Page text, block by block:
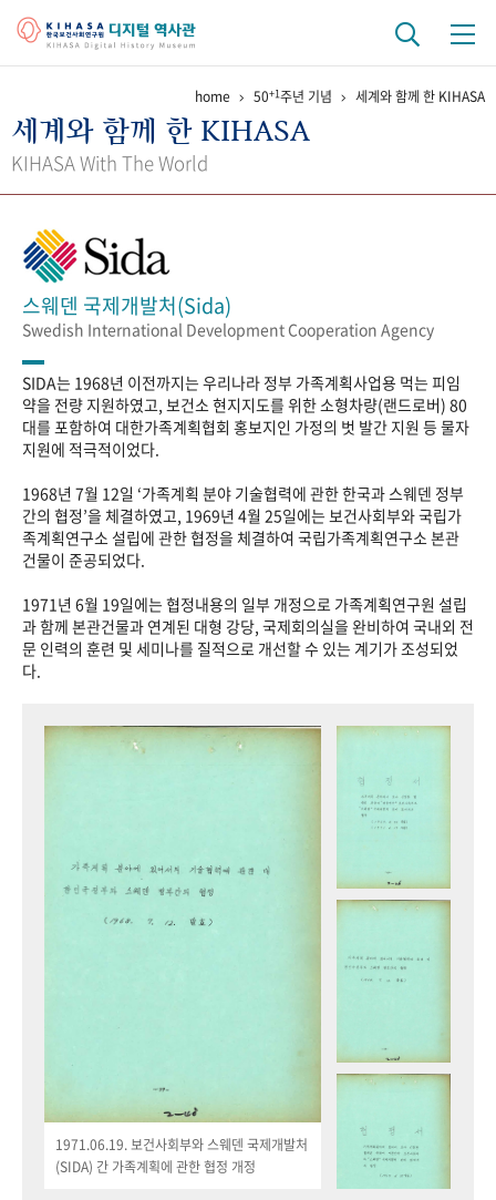
걸어온 길 기관 변천사 역대 기관장
정책과 연구 키워드로 보는 연구 역사
간행물 변천사
기록물 아카이브
사진 아카이브 문서 기록물 행정박물 영상 기록물
성과 50선 숫자로 보는 50년 50+1주년 광장
세계와 함께 한 KIHASA
VR 역사관
home 50+1주년 기념 세계와 함께 한 KIHASA
세계와 함께 한 KIHASA
KIHASA With The World
스웨덴 국제개발처(Sida)
Swedish International Development Cooperation Agency
SIDA는 1968년 이전까지는 우리나라 정부 가족계획사업용 먹는 피임
약을 전량 지원하였고, 보건소 현지지도를 위한 소형차량(랜드로버) 80
대를 포함하여 대한가족계획협회 홍보지인 가정의 벗 발간 지원 등 물자
지원에 적극적이었다.
1968년 7월 12일 ‘가족계획 분야 기술협력에 관한 한국과 스웨덴 정부
간의 협정’을 체결하였고, 1969년 4월 25일에는 보건사회부와 국립가
족계획연구소 설립에 관한 협정을 체결하여 국립가족계획연구소 본관
건물이 준공되었다.
1971년 6월 19일에는 협정내용의 일부 개정으로 가족계획연구원 설립
과 함께 본관건물과 연계된 대형 강당, 국제회의실을 완비하여 국내외 전
문 인력의 훈련 및 세미나를 질적으로 개선할 수 있는 계기가 조성되었
다.
1971.06.19. 보건사회부와 스웨덴 국제개발처
(SIDA) 간 가족계획에 관한 협정 개정